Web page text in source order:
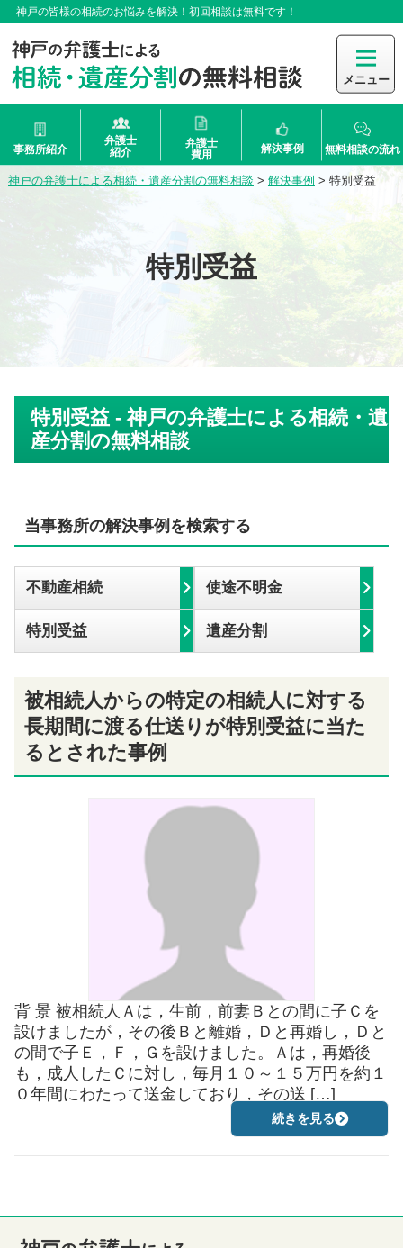
神戸の皆様の相続のお悩みを解決！初回相談は無料です！
メニュー
事務所紹介
弁護士
紹介
弁護士
費用
解決事例 無料相談の流れ
神戸の弁護士による相続・遺産分割の無料相談 > 解決事例 > 特別受益
特別受益
特別受益 - 神戸の弁護士による相続・遺
産分割の無料相談
当事務所の解決事例を検索する
不動産相続 使途不明金
特別受益 遺産分割
被相続人からの特定の相続人に対する
長期間に渡る仕送りが特別受益に当た
るとされた事例
背 景 被相続人Ａは，生前，前妻Ｂとの間に子Ｃを
設けましたが，その後Ｂと離婚，Ｄと再婚し，Ｄと
の間で子Ｅ，Ｆ，Ｇを設けました。Ａは，再婚後
も，成人したＣに対し，毎月１０～１５万円を約１
０年間にわたって送金しており，その送 […]
続きを見る